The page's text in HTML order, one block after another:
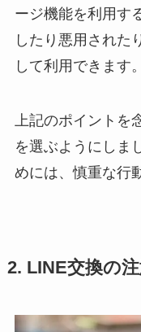
ージ機能を利用す
したり悪用された
して利用できます。
上記のポイントを
を選ぶようにしま
めには、慎重な行
2. LINE交換の